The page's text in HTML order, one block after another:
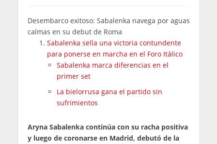
Desembarco exitoso: Sabalenka navega por aguas
calmas en su debut de Roma
Sabalenka sella una victoria contundente
para ponerse en marcha en el Foro Itálico
Sabalenka marca diferencias en el
primer set
La bielorrusa gana el partido sin
sufrimientos
Aryna Sabalenka continúa con su racha positiva
y luego de coronarse en Madrid, debutó de la